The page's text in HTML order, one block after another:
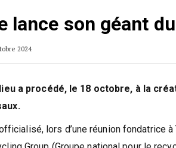
lance son géant
2024
a procédé, le 18 octobre, à la
lors d’une réunion fondatrice